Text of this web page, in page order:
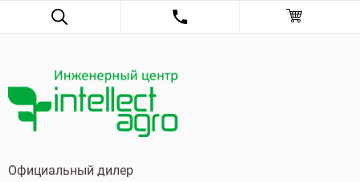
Официальный дилер